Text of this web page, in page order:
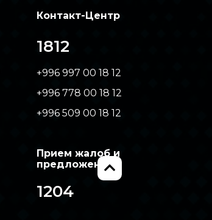
Контакт-Центр
1812
+996 997 00 18 12
+996 778 00 18 12
+996 509 00 18 12
Прием жалоб и
предложений
1204